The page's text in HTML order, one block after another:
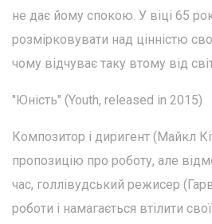
не дає йому спокою. У віці 65
розмірковувати над цінністю
чому відчуває таку втому від
"Юність" (Youth, released in 2015)
Композитор і диригент (Майкл
пропозицію про роботу, але
час, голлівудський режисер
роботи і намагається втілити